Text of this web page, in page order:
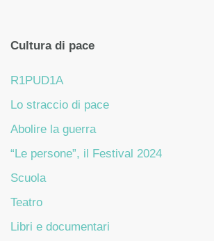
Cultura di pace
R1PUD1A
Lo straccio di pace
Abolire la guerra
“Le persone”, il Festival 2024
Scuola
Teatro
Libri e documentari